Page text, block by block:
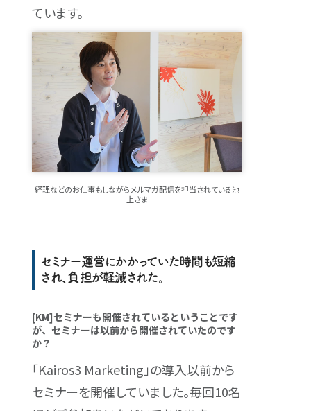
ています。
経理などのお仕事もしながらメルマガ配信を担当されている池
上さま
セミナー運営にかかっていた時間も短縮
され、負担が軽減された。
[KM]セミナーも開催されているということです
が、セミナーは以前から開催されていたのです
か？
「Kairos3 Marketing」の導入以前から
セミナーを開催していました。毎回10名